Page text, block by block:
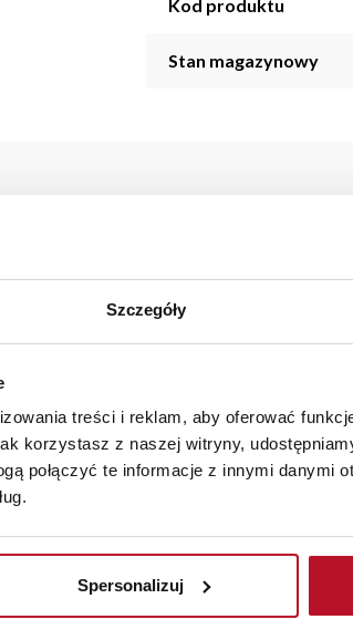
Szczegóły
treści i reklam, aby oferować
korzystasz z naszej witryny,
połączyć te informacje z innymi danymi
Spersonalizuj
Kod produktu
Stan magazynowy
został wykonany z wysokiej jakości
a nawet sypialni oraz łazience.
a nasi pracownicy z wykorzystaniem
zamówienie złożone w sklepie
5 dni roboczych, również na terenie
materiałów mogą różnić się od